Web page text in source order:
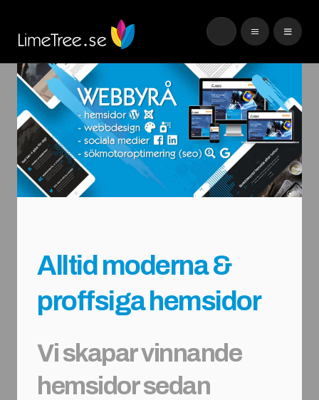
Alltid moderna &
proffsiga hemsidor
Vi skapar vinnande
hemsidor sedan